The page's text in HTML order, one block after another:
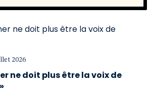
2026
ne doit plus être la voix de